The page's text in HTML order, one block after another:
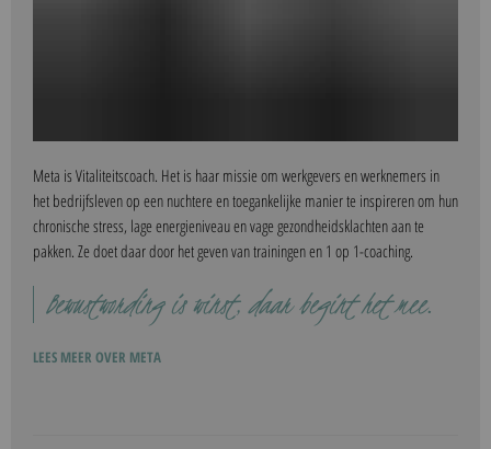
Meta is Vitaliteitscoach. Het is haar missie om werkgevers en werknemers in
het bedrijfsleven op een nuchtere en toegankelijke manier te inspireren om hun
chronische stress, lage energieniveau en vage gezondheidsklachten aan te
pakken. Ze doet daar door het geven van trainingen en 1 op 1-coaching.
Bewustwording is winst, daar begint het mee.
LEES MEER OVER META